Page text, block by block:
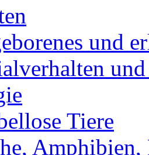
und
Tiere